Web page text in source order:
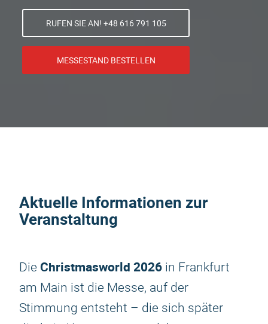
RUFEN SIE AN! +48 616 791 105
MESSESTAND BESTELLEN
Aktuelle Informationen zur
Veranstaltung
Die Christmasworld 2026 in Frankfurt
am Main ist die Messe, auf der
Stimmung entsteht – die sich später